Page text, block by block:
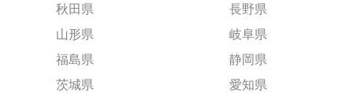
秋田県
山形県
福島県
茨城県
長野県
岐阜県
静岡県
愛知県